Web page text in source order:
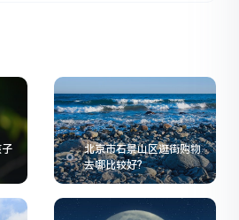
北京市石景山区逛街购物
去哪比较好?